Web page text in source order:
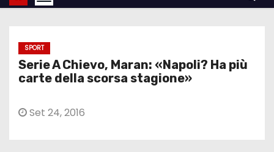
n
SPORT
Serie A Chievo, Maran: «Napoli? Ha più
carte della scorsa stagione»
Set 24, 2016